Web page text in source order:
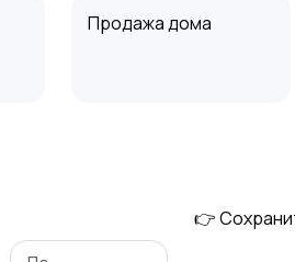
Продажа дома
👉